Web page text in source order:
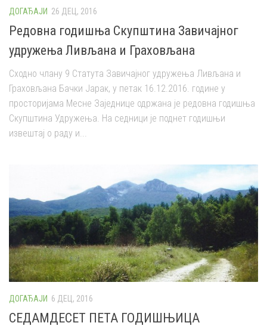
ДОГАЂАЈИ 26 ДЕЦ, 2016
Редовна годишња Скупштина Завичајног
удружења Ливљана и Граховљана
Сходно члану 9 Статута Завичајног удружења Ливљана и
Граховљана Бачки Јарак, у петак 16.12.2016. године у
просторијама Месне Заједнице одржана је редовна годишња
Скупштина Удружења. На седници је поднет годишњи
извештај о раду и...
ДОГАЂАЈИ 6 ДЕЦ, 2016
СЕДАМДЕСЕТ ПЕТА ГОДИШЊИЦА